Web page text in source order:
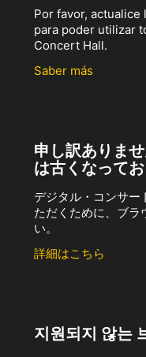
Por favor,
para poder utilizar
Concert Hall.
Saber más
申し訳ありま
は古くなって
デジタル・コンサー
ただくために、ブラ
い。
詳細はこちら
지원되지 않는